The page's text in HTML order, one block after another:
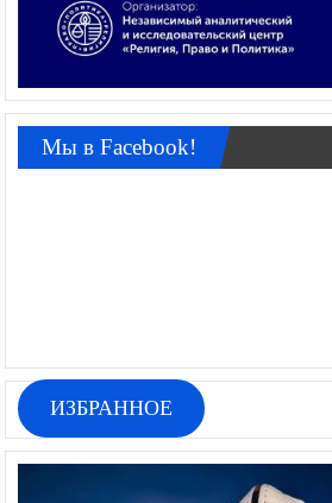
Мы в Facebook!
ИЗБРАННОЕ